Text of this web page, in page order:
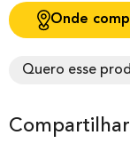
Onde
Quero esse
Compartilhar